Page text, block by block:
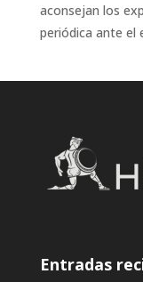
aconsejan los
periódica ante el
Entradas